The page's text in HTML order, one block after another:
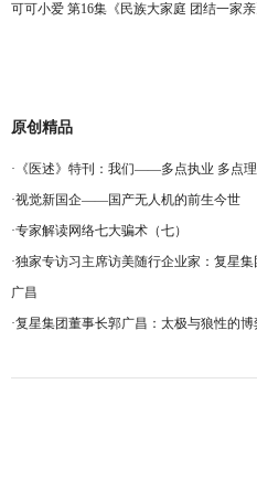
可可小爱 第16集《民族大家庭 团结一家亲
原创精品
· 《医述》特刊：我们——多点执业 多点
·视觉新国企——国产无人机的前生今世
·专家解读网络七大骗术（七）
·独家专访习主席访美随行企业家：复星
广昌
·复星集团董事长郭广昌：太极与狼性的博